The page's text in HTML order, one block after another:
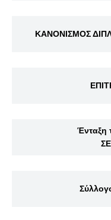
ΚΑΝΟΝΙΣΜΟΣ
Ένταξη